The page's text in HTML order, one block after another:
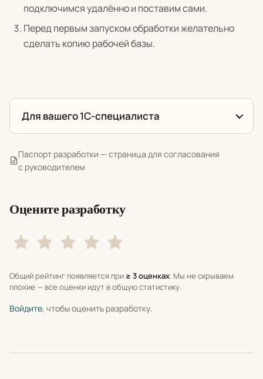
подключимся удалённо и поставим сами.
Перед первым запуском обработки желательно
сделать копию рабочей базы.
Для вашего 1С-специалиста
Паспорт разработки — страница для согласования
с руководителем
Оцените разработку
Общий рейтинг появляется при ≥ 3 оценках. Мы не скрываем
плохие — все оценки идут в общую статистику.
Войдите, чтобы оценить разработку.